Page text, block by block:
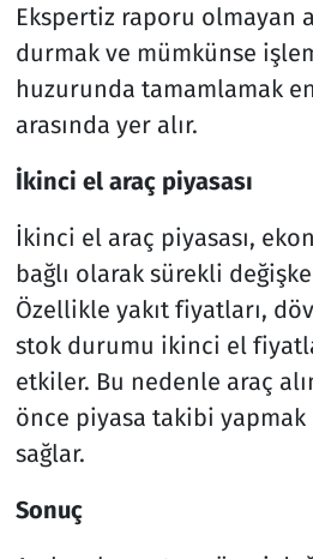
Ekspertiz raporu olmayan
durmak ve mümkünse
huzurunda tamamlamak
arasında yer alır.
İkinci el araç piyasası
İkinci el araç piyasası,
bağlı olarak sürekli
Özellikle yakıt fiyatları,
stok durumu ikinci el
etkiler. Bu nedenle araç
önce piyasa takibi
sağlar.
Sonuç